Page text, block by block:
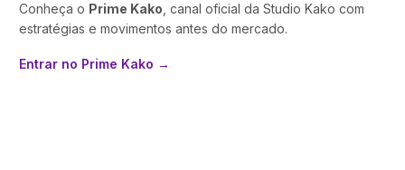
Conheça o Prime Kako , canal oficial da Studio Kako com
estratégias e movimentos antes do mercado.
Entrar no Prime Kako →